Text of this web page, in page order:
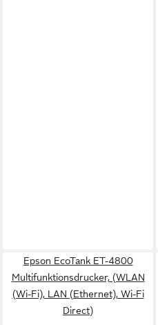
Epson EcoTank ET-4800
Multifunktionsdrucker, (WLAN
(Wi-Fi), LAN (Ethernet), Wi-Fi
Direct)